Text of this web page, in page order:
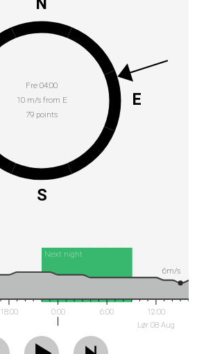
Fre 04:00
10 m/s from E
79 points
E
S
Next night
18:00 0:00 6:00
12:00
Lør 08 Aug
6m/s